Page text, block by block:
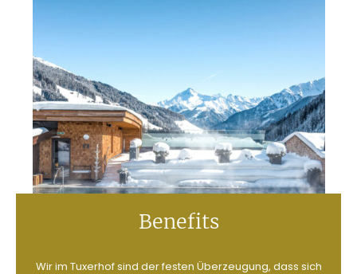
Benefits
Wir im Tuxerhof sind der festen Überzeugung, dass sich